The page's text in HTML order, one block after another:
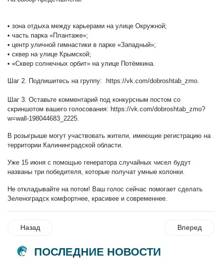
• зона отдыха между карьерами на улице Окружной;
• часть парка «Плантаже»;
• центр уличной гимнастики в парке «Западный»;
• сквер на улице Крымской;
• «Сквер солнечных орбит» на улице Потёмкина.
Шаг 2. Подпишитесь на группу: https://vk.com/dobroshtab_zmo.
Шаг 3. Оставьте комментарий под конкурсным постом со
скриншотом вашего голосования: https://vk.com/dobroshtab_zmo?
w=wall-198044683_2225
В розыгрыше могут участвовать жители, имеющие регистрацию на
территории Калининградской области.
Уже 15 июня с помощью генератора случайных чисел будут
названы три победителя, которые получат умные колонки.
Не откладывайте на потом! Ваш голос сейчас помогает сделать
Зеленоградск комфортнее, красивее и современнее.
Назад Вперед
ПОСЛЕДНИЕ НОВОСТИ